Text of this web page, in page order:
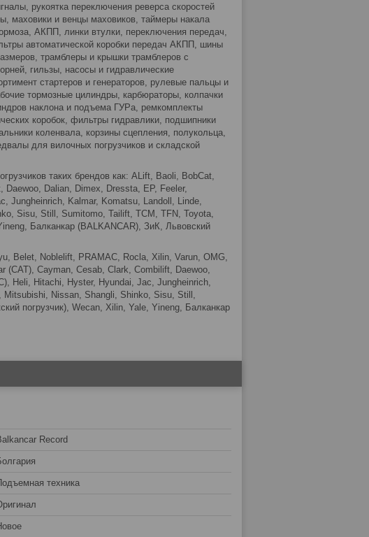
рукоятка переключения реверса скоростей
маховики и венцы маховиков, таймеры накала
АКПП, линки втулки, переключения передач,
автоматической коробки передач АКПП, шины
трамблеры и крышки трамблеров с
гильзы, насосы и гидравлические
стартеров и генераторов, рулевые пальцы и
тормозные цилиндры, карбюраторы, колпачки
наклона и подъема ГУРа, ремкомплекты
коробок, фильтры гидравлики, подшипники
коленвала, корзины сцепления, полукольца,
для вилочных погрузчиков и складской
таких брендов как: ALift, Baoli, BobCat,
Dalian, Dimex, Dressta, EP, Feeler,
Jungheinrich, Kalmar, Komatsu, Landoll, Linde,
Sisu, Still, Sumitomo, Tailift, TCM, TFN, Toyota,
Балканкар (BALKANCAR), ЗиК, Львовский
Belet, Noblelift, PRAMAC, Rocla, Xilin, Varun, OMG,
Cayman, Cesab, Clark, Combilift, Daewoo,
Heli, Hitachi, Hyster, Hyundai, Jac, Jungheinrich,
Nissan, Shangli, Shinko, Sisu, Still,
погрузчик), Wecan, Xilin, Yale, Yineng, Балканкар
Record
техника